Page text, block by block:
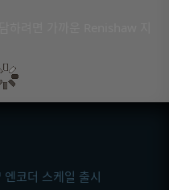
코더 스케일 출시